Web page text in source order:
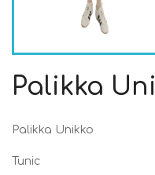
Palikka
Palikka Unikko
Tunic